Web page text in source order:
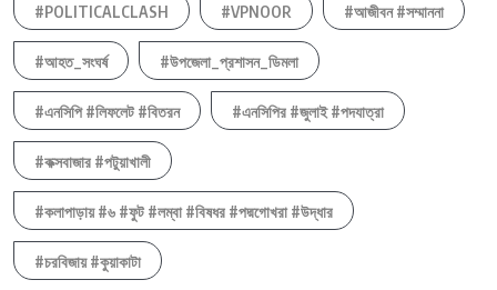
#POLITICALCLASH #VPNOOR #আজীবন #সম্মাননা
#আহত_সংঘর্ষ #উপজেলা_প্রশাসন_ডিমলা
#এনসিপি #লিফলেট #বিতরন #এনসিপির #জুলাই #পদযাত্রা
#কক্সবাজার #পটুয়াখালী
#কলাপাড়ায় #৬ #ফুট #লম্বা #বিষধর #পদ্মগোখরা #উদ্ধার
#চরবিজায় #কুয়াকাটা